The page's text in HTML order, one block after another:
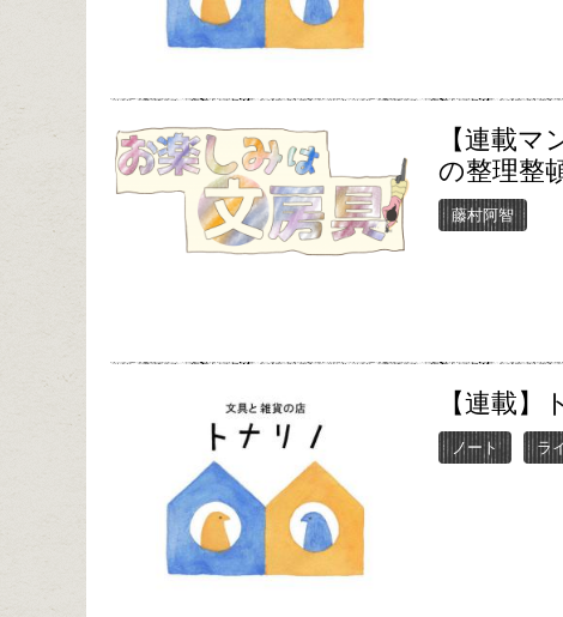
【連載
の整理整
藤村阿智
【連載
ノート ラ